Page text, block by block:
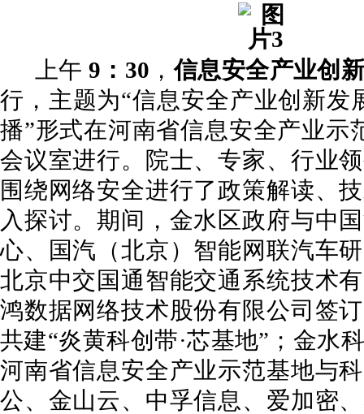
上午 9：30 ，信息安全产业创
行，主题为“信息安全产业创新发
播”形式在河南省信息安全产业示
会议室进行。院士、专家、行业
围绕网络安全进行了政策解读、
入探讨。期间，金水区政府与中
心、国汽（北京）智能网联汽车
北京中交国通智能交通系统技术
鸿数据网络技术股份有限公司签
共建“炎黄科创带·芯基地”；金水
河南省信息安全产业示范基地与
公、金山云、中孚信息、爱加密